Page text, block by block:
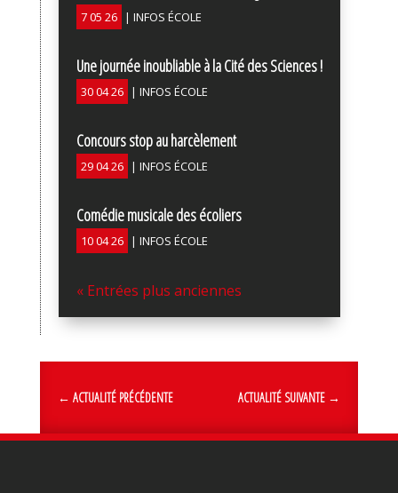
7 05 26 | INFOS ÉCOLE
Une journée inoubliable à la Cité des Sciences !
30 04 26 | INFOS ÉCOLE
Concours stop au harcèlement
29 04 26 | INFOS ÉCOLE
Comédie musicale des écoliers
10 04 26 | INFOS ÉCOLE
« Entrées plus anciennes
← ACTUALITÉ PRÉCÉDENTE ACTUALITÉ SUIVANTE →